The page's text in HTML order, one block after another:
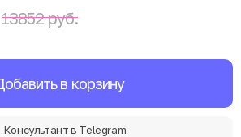
13852 руб.
в корзину
Консультант в Telegram